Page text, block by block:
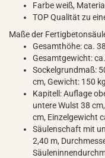
Farbe weiß,
TOP Qualität zu
Maße der
Gesamthöhe: ca.
Gesamtgewicht:
Sockelgrundmaß:
cm, Gewicht: 150 kg
Kapitell: Auflage
untere Wulst 38
cm, Einzelgewicht
Säulenschaft mit
2,40 m,